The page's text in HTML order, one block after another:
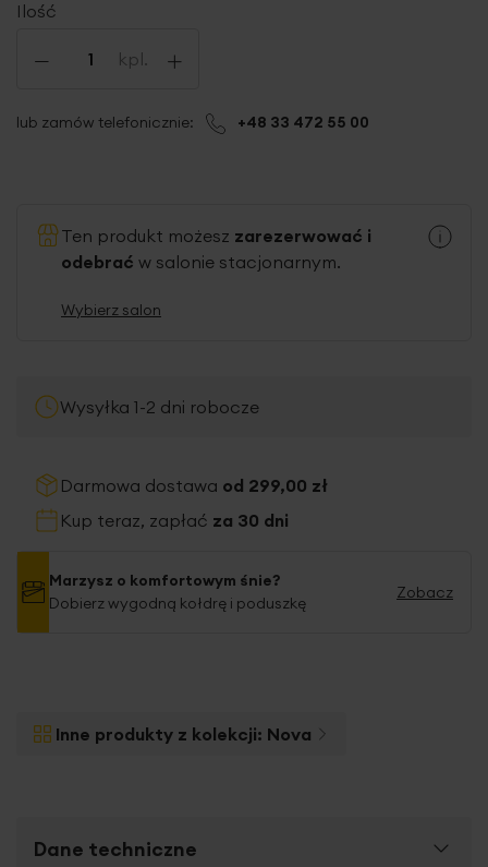
Ilość
- kpl. +
lub zamów telefonicznie: +48 33 472 55 00
Ten produkt możesz zarezerwować i
odebrać w salonie stacjonarnym.
Wybierz salon
Wysyłka 1-2 dni robocze
Darmowa dostawa od 299,00 zł
Kup teraz, zapłać za 30 dni
Marzysz o komfortowym śnie?
Dobierz wygodną kołdrę i poduszkę
Zobacz
Inne produkty z kolekcji: Nova
Dane techniczne